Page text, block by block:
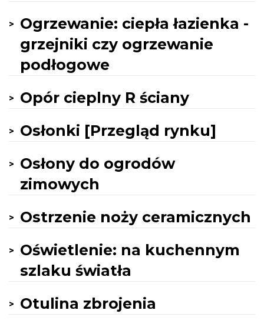
Ogrzewanie: ciepła łazienka -
grzejniki czy ogrzewanie
podłogowe
Opór cieplny R ściany
Osłonki [Przegląd rynku]
Osłony do ogrodów
zimowych
Ostrzenie noży ceramicznych
Oświetlenie: na kuchennym
szlaku światła
Otulina zbrojenia